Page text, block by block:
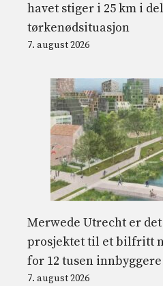
havet stiger i 25 km i
tørkenødsituasjon
7. august 2026
Merwede Utrecht er
prosjektet til et bilfritt
for 12 tusen innbyggere
7. august 2026